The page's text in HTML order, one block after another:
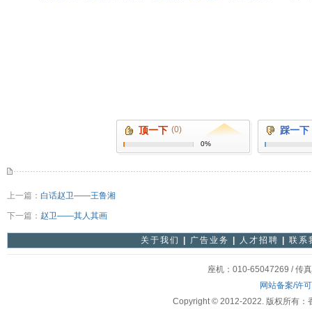
顶一下 (0)
0%
踩一下
上一篇： 白话赵卫——王鲁湘
下一篇： 赵卫——其人其画
关于我们 广告业务 人才招聘 联系
座机：010-65047269 / 传
网站备案/许
Copyright © 2012-2022. 版权所有：